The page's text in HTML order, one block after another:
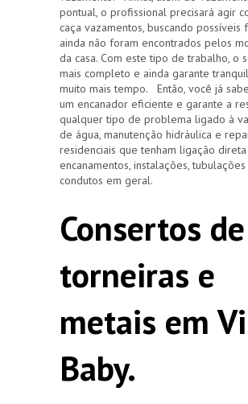
pontual, o profissional precisará agir
caça vazamentos, buscando possíveis
ainda não foram encontrados pelos
da casa. Com este tipo de trabalho, o
mais completo e ainda garante
muito mais tempo. Então, você já
um encanador eficiente e garante a
qualquer tipo de problema ligado à
de água, manutenção hidráulica e
residenciais que tenham ligação
encanamentos, instalações, tubulações
condutos em geral.
Consertos de
torneiras e
metais em
Baby.